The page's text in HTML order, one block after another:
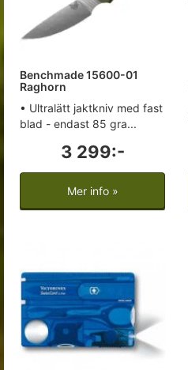
Benchmade 15600-01
Raghorn
• Ultralätt jaktkniv med fast
blad - endast 85 gra...
3 299:-
Mer info »